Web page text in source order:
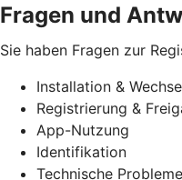
Fragen und
Sie haben Fragen zur
Installation &
Registrierung &
App-Nutzung
Identifikation
Technische Probleme